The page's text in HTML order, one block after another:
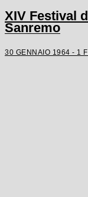
XIV Festival
Sanremo
30 GENNAIO 1964 - 1